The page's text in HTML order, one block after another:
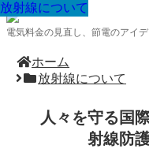
電気料金の見直し、節電のアイ
ホーム
放射線について
人々を守る国
射線防
放射線について
放射線について
放射線について
放射線について
放射線について
放射線について
放射線について
放射線について
放射線について